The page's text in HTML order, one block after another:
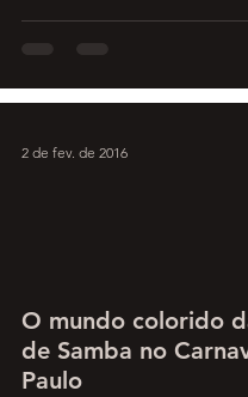
O mundo colorido
de Samba no
Paulo
2 de fev. de 2016